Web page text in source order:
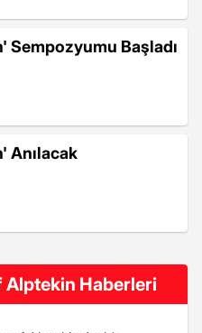
Sempozyumu Başladı
Anılacak
Alptekin Haberleri